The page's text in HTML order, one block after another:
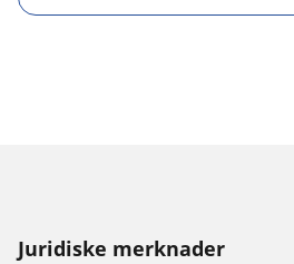
Juridiske merknader